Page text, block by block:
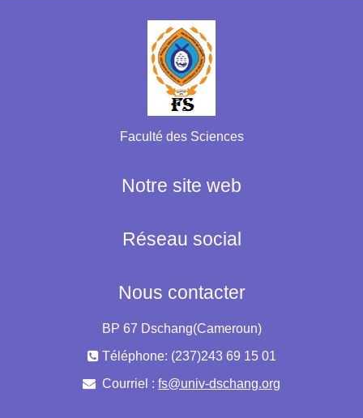
Faculté des Sciences
Notre site web
Réseau social
Nous contacter
BP 67 Dschang(Cameroun)
Téléphone: (237)243 69 15 01
Courriel : fs@univ-dschang.org